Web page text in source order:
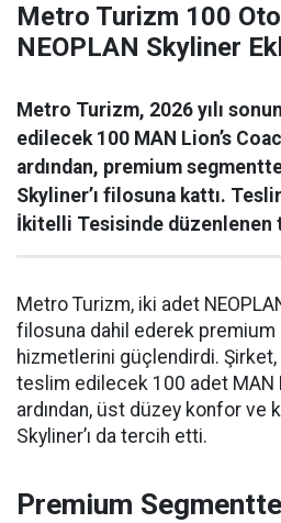
Metro Turizm 100
NEOPLAN Skyliner
Metro Turizm, 2026 yılı
edilecek 100 MAN Lion’s
ardından, premium
Skyliner’ı filosuna kattı.
İkitelli Tesisinde
Metro Turizm, iki adet
filosuna dahil ederek
hizmetlerini güçlendirdi. Şirket,
teslim edilecek 100 adet MAN
ardından, üst düzey konfor ve
Skyliner’ı da tercih etti.
Premium